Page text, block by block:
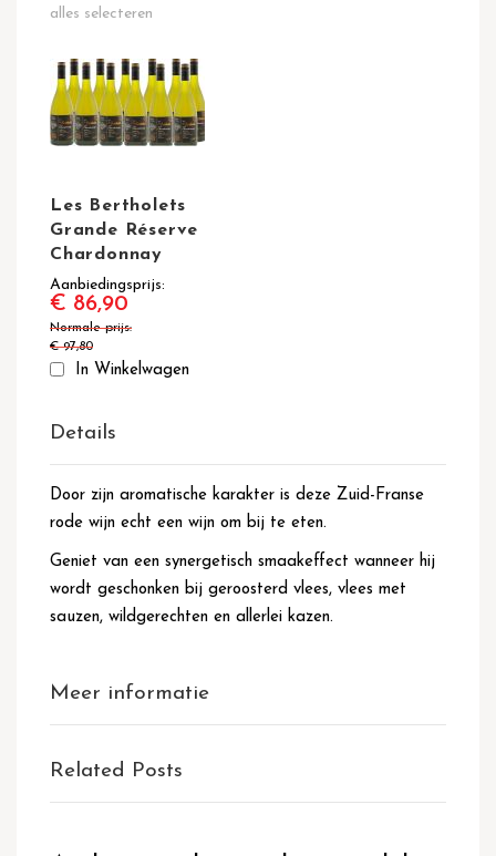
Details
Door zijn aromatische karakter is deze Zuid-Franse
rode wijn echt een wijn om bij te eten.
Geniet van een synergetisch smaakeffect wanneer hij
wordt geschonken bij geroosterd vlees, vlees met
sauzen, wildgerechten en allerlei kazen.
Meer informatie
Related Posts
alles selecteren
Les Bertholets
Grande Réserve
Chardonnay
Aanbiedingsprijs
€ 86,90
Normale prijs
€ 97,80
In Winkelwagen